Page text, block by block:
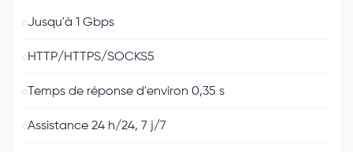
Jusqu'à 1 Gbps
HTTP/HTTPS/SOCKS5
Temps de réponse d'environ 0,35 s
Assistance 24 h/24, 7 j/7